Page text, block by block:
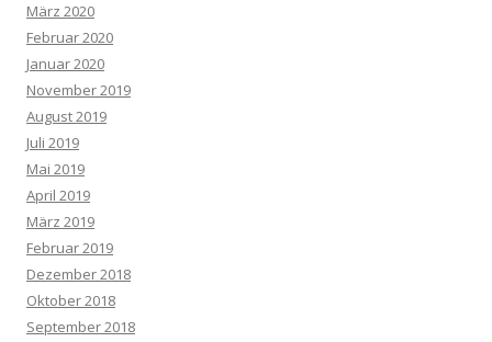
März 2020
Februar 2020
Januar 2020
November 2019
August 2019
Juli 2019
Mai 2019
April 2019
März 2019
Februar 2019
Dezember 2018
Oktober 2018
September 2018